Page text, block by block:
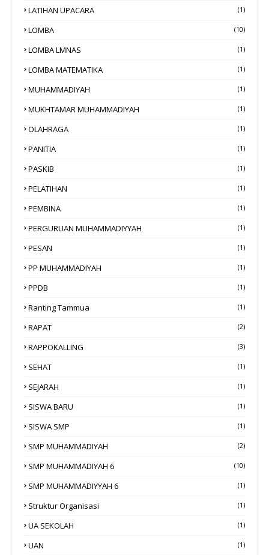
LATIHAN UPACARA (1)
LOMBA (10)
LOMBA LMNAS (1)
LOMBA MATEMATIKA (1)
MUHAMMADIYAH (1)
MUKHTAMAR MUHAMMADIYAH (1)
OLAHRAGA (1)
PANITIA (1)
PASKIB (1)
PELATIHAN (1)
PEMBINA (1)
PERGURUAN MUHAMMADIYYAH (1)
PESAN (1)
PP MUHAMMADIYAH (1)
PPDB (1)
Ranting Tammua (1)
RAPAT (2)
RAPPOKALLING (3)
SEHAT (1)
SEJARAH (1)
SISWA BARU (1)
SISWA SMP (1)
SMP MUHAMMADIYAH (2)
SMP MUHAMMADIYAH 6 (10)
SMP MUHAMMADIYYAH 6 (1)
Struktur Organisasi (1)
UA SEKOLAH (1)
UAN (1)